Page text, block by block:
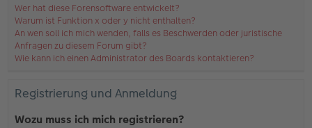
Wer hat diese Forensoftware entwickelt?
Warum ist Funktion x oder y nicht enthalten?
An wen soll ich mich wenden, falls es Beschwerden oder juristische
Anfragen zu diesem Forum gibt?
Wie kann ich einen Administrator des Boards kontaktieren?
Registrierung und Anmeldung
Wozu muss ich mich registrieren?